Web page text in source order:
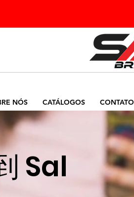
NÓS CATÁLOGOS CONTATO
Sal